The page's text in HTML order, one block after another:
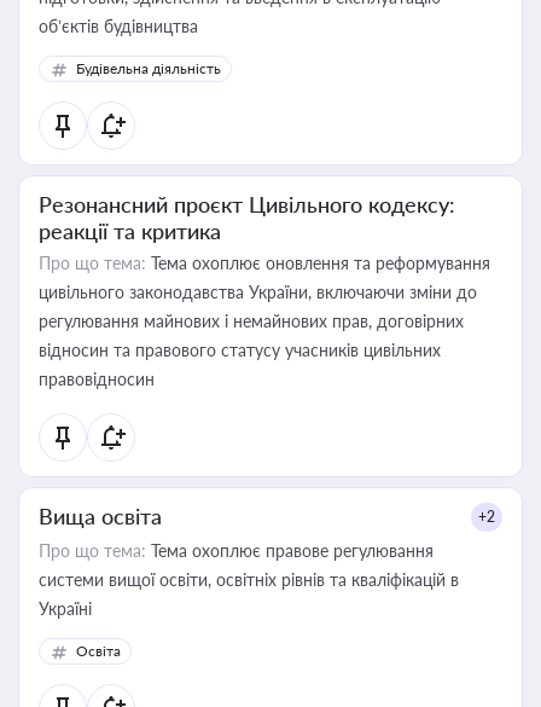
об’єктів будівництва
Будівельна діяльність
Резонансний проєкт Цивільного кодексу:
реакції та критика
Про що тема: Тема охоплює оновлення та реформування
цивільного законодавства України, включаючи зміни до
регулювання майнових і немайнових прав, договірних
відносин та правового статусу учасників цивільних
правовідносин
Вища освіта +2
Про що тема: Тема охоплює правове регулювання
системи вищої освіти, освітніх рівнів та кваліфікацій в
Україні
Освіта